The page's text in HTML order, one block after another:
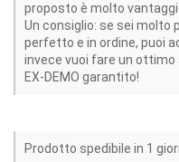
proposto è molto
Un consiglio: se sei molto
perfetto e in ordine, puoi
invece vuoi fare un
EX-DEMO garantito!
Prodotto spedibile in 1